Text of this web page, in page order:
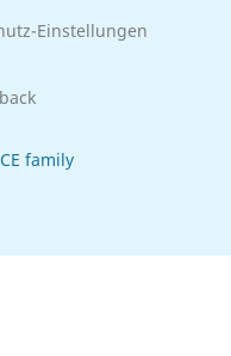
Einstellungen
family